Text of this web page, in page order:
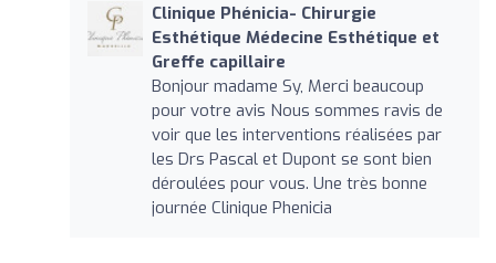
Clinique Phénicia- Chirurgie
Esthétique Médecine Esthétique et
Greffe capillaire
Bonjour madame Sy, Merci beaucoup
pour votre avis Nous sommes ravis de
voir que les interventions réalisées par
les Drs Pascal et Dupont se sont bien
déroulées pour vous. Une très bonne
journée Clinique Phenicia